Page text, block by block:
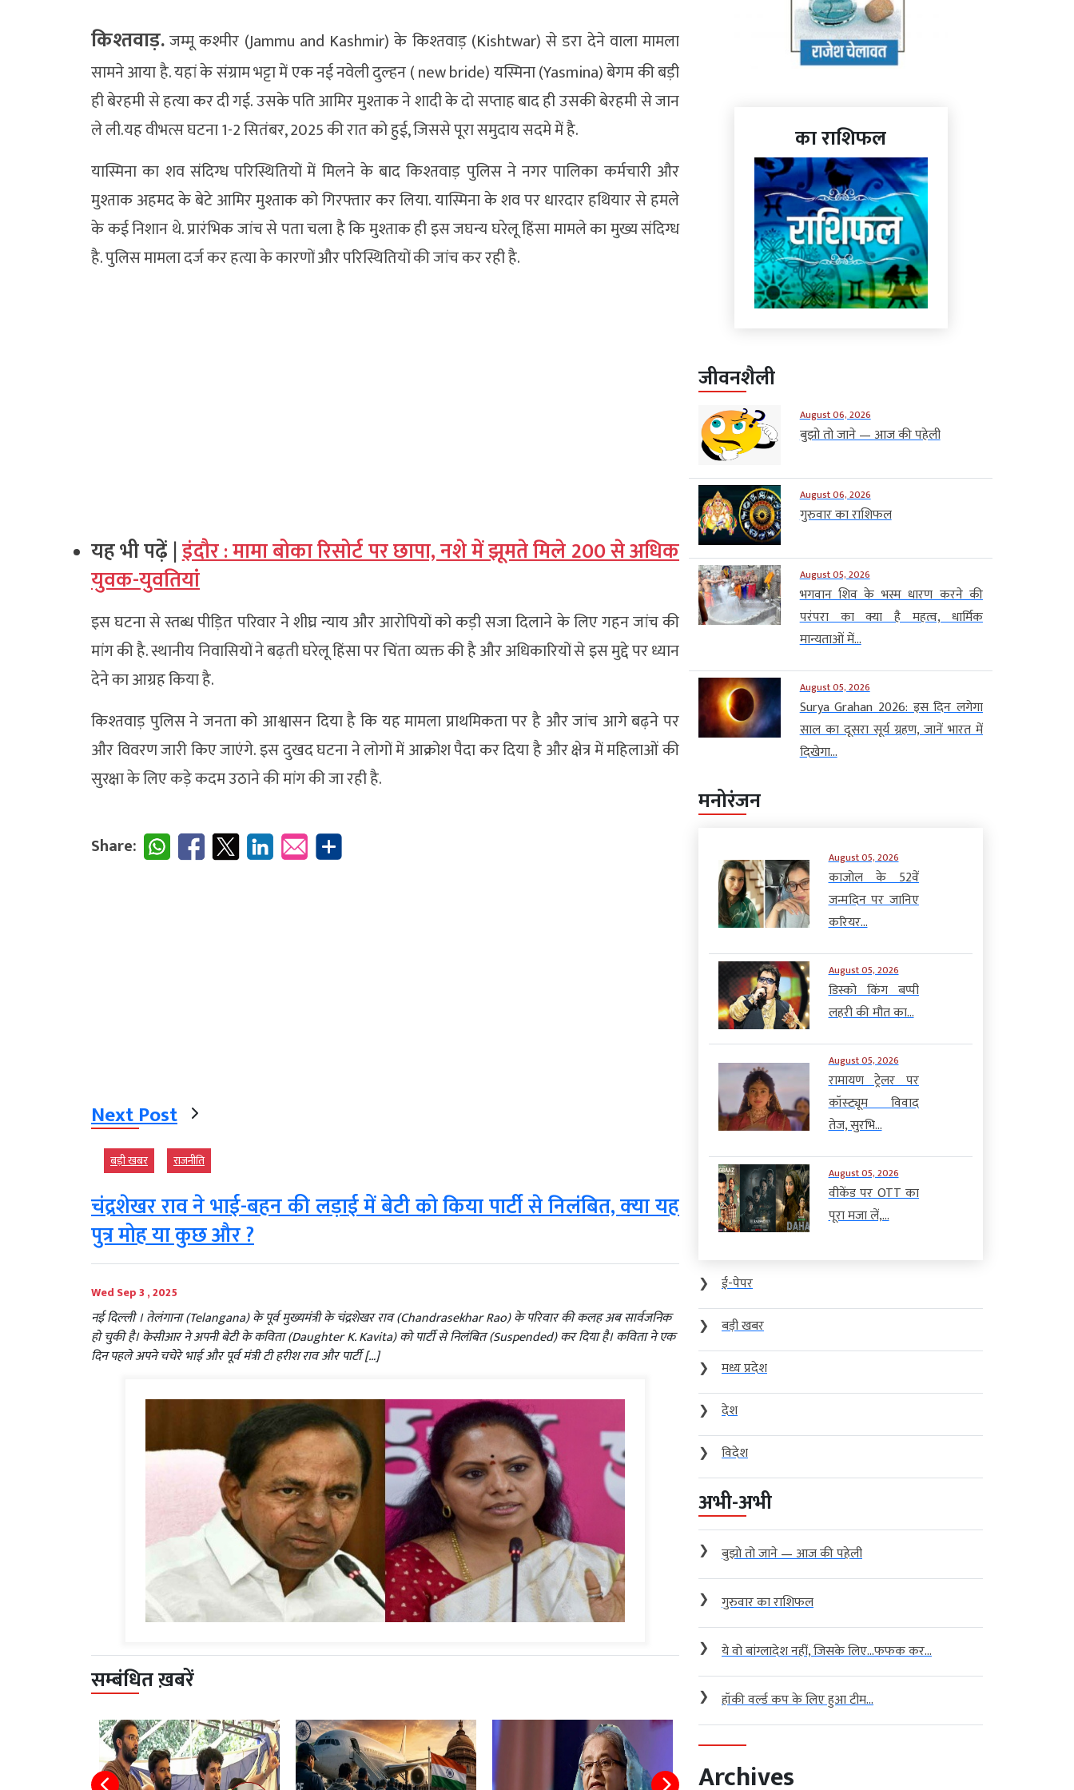
किश्तवाड़.जम्मू कश्मीर (Jammu and Kashmir) के किश्तवाड़ (Kishtwar) से डरा देने वाला मामला
सामने आया है. यहां के संग्राम भट्टा में एक नई नवेली दुल्हन ( new bride) यस्मिना (Yasmina) बेगम की बड़ी
ही बेरहमी से हत्या कर दी गई. उसके पति आमिर मुश्ताक ने शादी के दो सप्ताह बाद ही उसकी बेरहमी से जान
ले ली.यह वीभत्स घटना 1-2 सितंबर, 2025 की रात को हुई, जिससे पूरा समुदाय सदमे में है.
यास्मिना का शव संदिग्ध परिस्थितियों में मिलने के बाद किश्तवाड़ पुलिस ने नगर पालिका कर्मचारी और
मुश्ताक अहमद के बेटे आमिर मुश्ताक को गिरफ्तार कर लिया. यास्मिना के शव पर धारदार हथियार से हमले
के कई निशान थे. प्रारंभिक जांच से पता चला है कि मुश्ताक ही इस जघन्य घरेलू हिंसा मामले का मुख्य संदिग्ध
है. पुलिस मामला दर्ज कर हत्या के कारणों और परिस्थितियों की जांच कर रही है.
यह भी पढ़ें |इंदौर : मामा बोका रिसोर्ट पर छापा, नशे में झूमते मिले 200 से अधिक
युवक-युवतियां
इस घटना से स्तब्ध पीड़ित परिवार ने शीघ्र न्याय और आरोपियों को कड़ी सजा दिलाने के लिए गहन जांच की
मांग की है. स्थानीय निवासियों ने बढ़ती घरेलू हिंसा पर चिंता व्यक्त की है और अधिकारियों से इस मुद्दे पर ध्यान
देने का आग्रह किया है.
किश्तवाड़ पुलिस ने जनता को आश्वासन दिया है कि यह मामला प्राथमिकता पर है और जांच आगे बढ़ने पर
और विवरण जारी किए जाएंगे. इस दुखद घटना ने लोगों में आक्रोश पैदा कर दिया है और क्षेत्र में महिलाओं की
सुरक्षा के लिए कड़े कदम उठाने की मांग की जा रही है.
Share:
Next Post
बड़ी खबर राजनीति
चंद्रशेखर राव ने भाई-बहन की लड़ाई में बेटी को किया पार्टी से निलंबित, क्‍या यह
पुत्र मोह या कुछ और ?
Wed Sep 3 , 2025
नई दिल्‍ली । तेलंगाना (Telangana) के पूर्व मुख्यमंत्री के चंद्रशेखर राव (Chandrasekhar Rao) के परिवार की कलह अब सार्वजनिक
हो चुकी है। केसीआर ने अपनी बेटी के कविता (Daughter K. Kavita) को पार्टी से निलंबित (Suspended) कर दिया है। कविता ने एक
दिन पहले अपने चचेरे भाई और पूर्व मंत्री टी हरीश राव और पार्टी […]
सम्बंधित ख़बरें
का राशिफल
जीवनशैली
August 06, 2026
बुझो तो जाने — आज की पहेली
August 06, 2026
गुरुवार का राशिफल
August 05, 2026
भगवान शिव के भस्म धारण करने की
परंपरा का क्या है महत्व, धार्मिक
मान्यताओं में...
August 05, 2026
Surya Grahan 2026: इस दिन लगेगा
साल का दूसरा सूर्य ग्रहण, जानें भारत में
दिखेगा...
मनोरंजन
August 05, 2026
काजोल के 52वें
जन्मदिन पर जानिए
करियर...
August 05, 2026
डिस्को किंग बप्पी
लहरी की मौत का...
August 05, 2026
रामायण ट्रेलर पर
कॉस्ट्यूम विवाद
तेज, सुरभि...
August 05, 2026
वीकेंड पर OTT का
पूरा मजा लें,...
❯
ई-पेपर
❯
बड़ी खबर
❯
मध्य प्रदेश
❯
देश
❯
विदेश
अभी-अभी
❯ बुझो तो जाने — आज की पहेली
❯ गुरुवार का राशिफल
❯ ये वो बांग्लादेश नहीं, जिसके लिए…फफक कर...
❯ हॉकी वर्ल्ड कप के लिए हुआ टीम...
Archives